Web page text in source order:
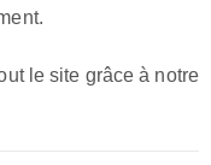
le site grâce à notre